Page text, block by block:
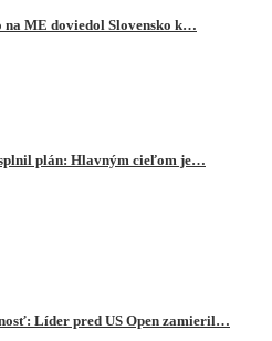
ME doviedol Slovensko k…
plán: Hlavným cieľom je…
Líder pred US Open zamieril…